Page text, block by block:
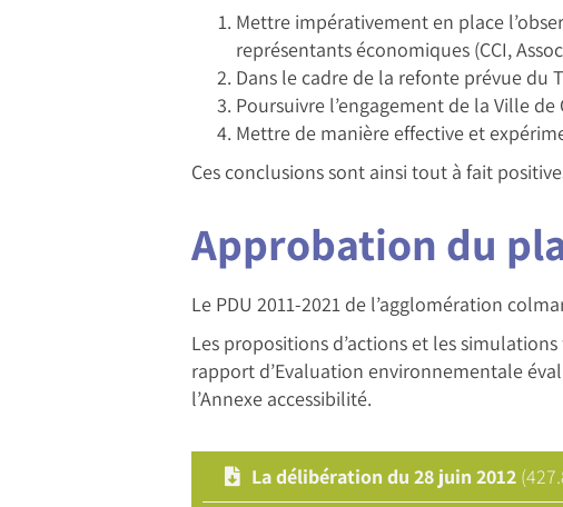
Mettre impérativement en place
représentants économiques (CCI,
Dans le cadre de la refonte prévue du
Poursuivre l’engagement de la Ville
Mettre de manière effective et
Ces conclusions sont ainsi tout à fait
Approbation du
Le PDU 2011-2021 de l’agglomération
Les propositions d’actions et les
rapport d’Evaluation environnementale
l’Annexe accessibilité.
La délibération du 28 juin 2012